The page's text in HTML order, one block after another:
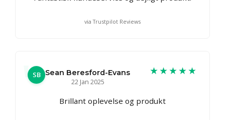
via Trustpilot Reviews
SB Sean Beresford-Evans
22 Jan 2025
★★★★★
Brillant oplevelse og produkt